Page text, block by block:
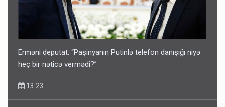
Erməni deputat: “Paşinyanın Putinlə telefon danışığı niyə
heç bir nəticə vermədi?”
13:23